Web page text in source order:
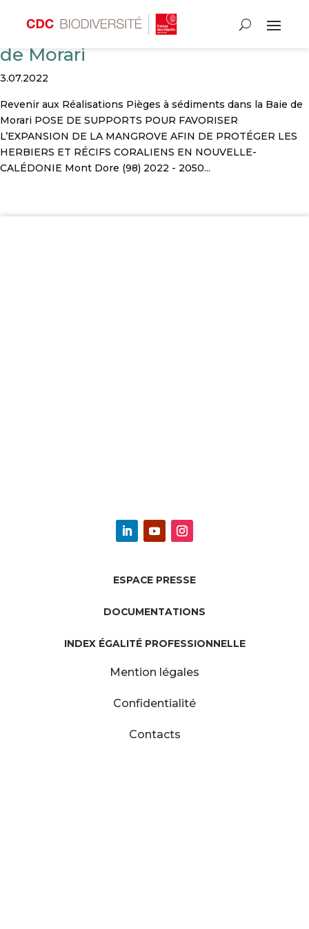
Pièges à sédiments dans la Baie
de Morari
3.07.2022
Revenir aux Réalisations Pièges à sédiments dans la Baie de
Morari POSE DE SUPPORTS POUR FAVORISER
L’EXPANSION DE LA MANGROVE AFIN DE PROTÉGER LES
HERBIERS ET RÉCIFS CORALIENS EN NOUVELLE-
CALÉDONIE Mont Dore (98) 2022 - 2050...
ESPACE PRESSE
DOCUMENTATIONS
INDEX ÉGALITÉ PROFESSIONNELLE
Mention légales
Confidentialité
Contacts